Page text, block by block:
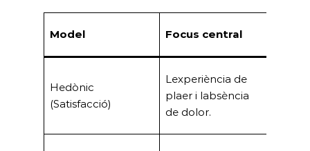
Model Focus central
Hedònic
(Satisfacció)
Lexperiència de
plaer i labsència
de dolor.